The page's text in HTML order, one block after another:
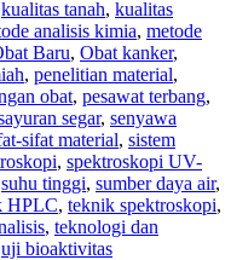
kualitas tanah, kualitas
analisis kimia, metode
Baru, Obat kanker,
, penelitian material,
obat, pesawat terbang,
segar, senyawa
sifat material, sistem
, spektroskopi UV-
suhu tinggi, sumber daya air,
HPLC, teknik spektroskopi,
, teknologi dan
uji bioaktivitas